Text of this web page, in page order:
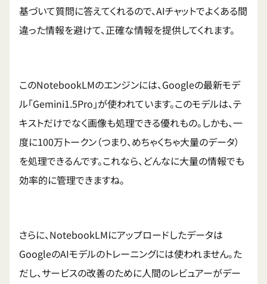
基づいて質問に答えてくれるので、AIチャットでよくある間
違った情報を避けて、正確な情報を提供してくれます。
このNotebookLMのエンジンには、Googleの最新モデ
ル「Gemini1.5Pro」が使われています。このモデルは、テ
キストだけでなく画像も処理できる優れもの。しかも、一
度に100万トークン（つまり、めちゃくちゃ大量のデータ）
を処理できるんです。これなら、どんなに大量の情報でも
効率的に管理できますね。
さらに、NotebookLMにアップロードしたデータは
GoogleのAIモデルのトレーニングには使われません。た
だし、サービスの改善のために人間のレビュアーがデー